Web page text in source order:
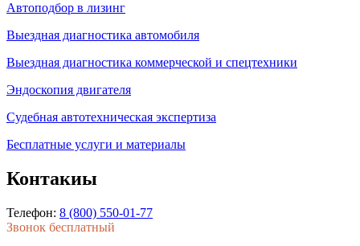
Автоподбор в лизинг
Выездная диагностика автомобиля
Выездная диагностика коммерческой и спецтехники
Эндоскопия двигателя
Судебная автотехническая экспертиза
Бесплатные услуги и материалы
Контакиы
Телефон: 8 (800) 550-01-77
Звонок бесплатный